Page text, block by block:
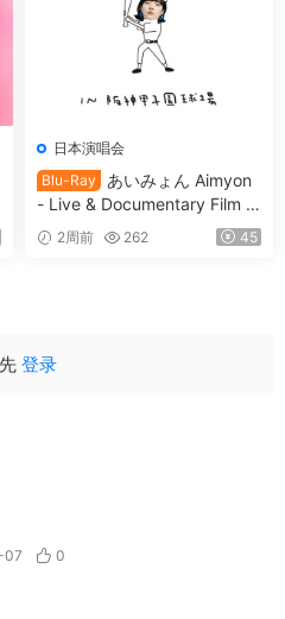
日本演唱会
Blu-Ray
あいみょん Aimyon
- Live & Documentary Film AI
MYON Acoustic Live 2022 -
Searchlight- in Hanshin Koshi
2周前 262 45
登录
07 0